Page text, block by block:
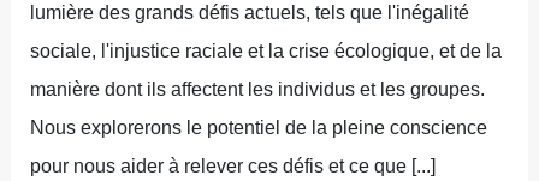
lumière des grands défis actuels, tels que l'inégalité
sociale, l'injustice raciale et la crise écologique, et de la
manière dont ils affectent les individus et les groupes.
Nous explorerons le potentiel de la pleine conscience
pour nous aider à relever ces défis et ce que [...]